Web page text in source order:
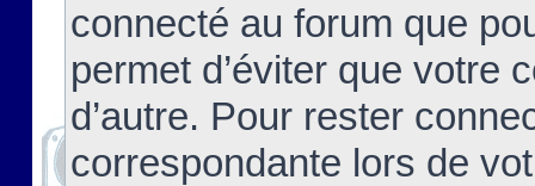
connecté au forum que
permet d’éviter que votre
d’autre. Pour rester
correspondante lors de